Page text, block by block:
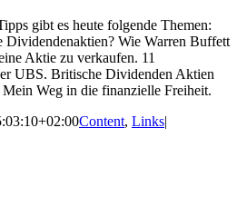
gibt es heute folgende Themen:
Dividendenaktien? Wie Warren Buffett
Aktie zu verkaufen. 11
UBS. Britische Dividenden Aktien
Weg in die finanzielle Freiheit.
Content, Links